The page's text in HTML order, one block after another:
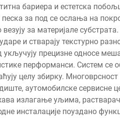
бариера и естетска
за под се ослања на
за материјале
и стварају текстурно
укључују прецизне односе
перформанси. Систем се
целу збирку.
аутомобилске сервисне
излагање уљима,
инсталације поуздано